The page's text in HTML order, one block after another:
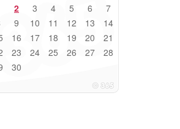
2 3 4 5 6 7
9 10 11 12 13 14
16 17 18 19 20 21
23 24 25 26 27 28
30